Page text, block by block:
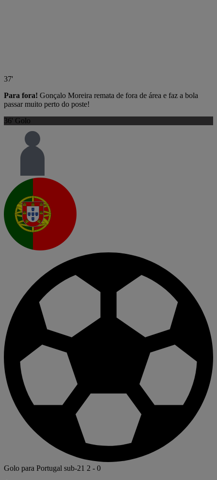
37'
Para fora! Gonçalo Moreira remata de fora de área e faz a bola
passar muito perto do poste!
36' Golo
Golo para Portugal sub-21 2 - 0